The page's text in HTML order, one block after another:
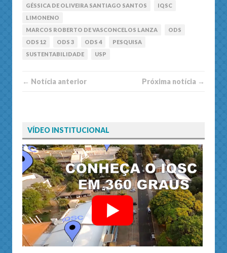
GÉSSICA DE OLIVEIRA SANTIAGO SANTOS
IQSC
LIMONENO
MARCOS ROBERTO DE VASCONCELOS LANZA
ODS
ODS 12
ODS 3 ODS 4
PESQUISA
SUSTENTABILIDADE
USP
← Notí­cia anterior Próxima notí­­cia →
VÍDEO INSTITUCIONAL